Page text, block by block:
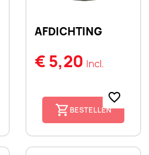
AFDICHTING
€ 5,20 Incl.
BESTELLEN
favorite_border